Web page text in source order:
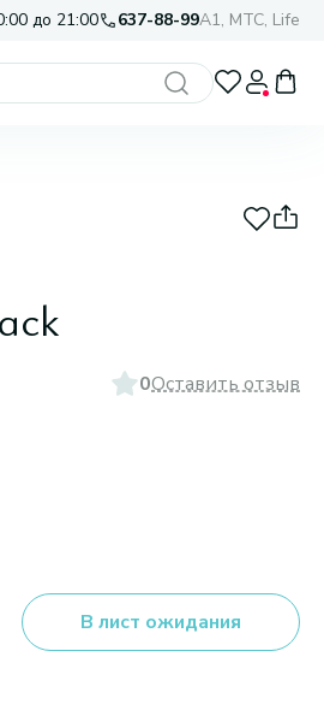
до 21:00 637-88-99A1, МТС, Life
0Оставить отзыв
В лист ожидания